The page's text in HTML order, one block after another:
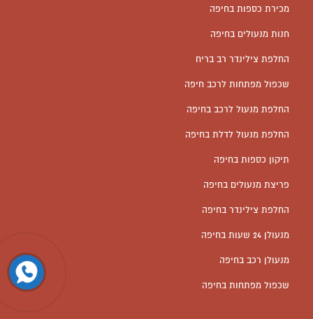
מכירת כספות בחיפה
חנות מנעולים בחיפה
החלפת צילינדר רב בריח
שכפול מפתחות לרכב חיפה
החלפת מנעול לרכב בחיפה
החלפת מנעול לדלת בחיפה
תיקון כספות בחיפה
פריצת מנעולים בחיפה
החלפת צילינדר בחיפה
מנעולן 24 שעות בחיפה
מנעולן רכב בחיפה
שכפול מפתחות בחיפה